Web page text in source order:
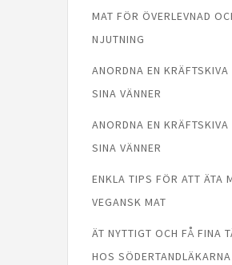
MAT FÖR ÖVERLEVNAD
NJUTNING
ANORDNA EN KRÄFTSKIVA
SINA VÄNNER
ANORDNA EN KRÄFTSKIVA
SINA VÄNNER
ENKLA TIPS FÖR ATT ÄTA
VEGANSK MAT
ÄT NYTTIGT OCH FÅ FINA
HOS SÖDERTANDLÄKARNA